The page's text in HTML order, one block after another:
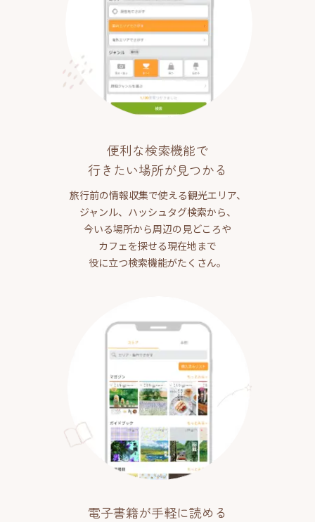
便利な検索機能で
行きたい場所が見つかる
旅行前の情報収集で使える観光エリア、
ジャンル、ハッシュタグ検索から、
今いる場所から周辺の見どころや
カフェを探せる現在地まで
役に立つ検索機能がたくさん。
電子書籍が手軽に読める